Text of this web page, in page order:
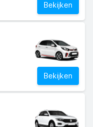
Bekijken
Bekijken